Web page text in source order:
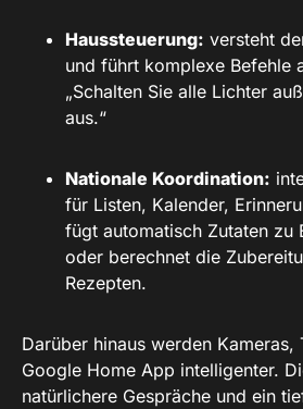
Haussteuerung: versteht
und führt komplexe Befehle
„Schalten Sie alle Lichter
aus.“
Nationale Koordination:
für Listen, Kalender,
fügt automatisch Zutaten zu
oder berechnet die
Rezepten.
Darüber hinaus werden Kameras,
Google Home App intelligenter.
natürlichere Gespräche und ein